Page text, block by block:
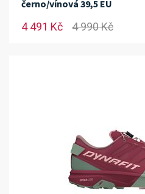
černo/vínová 39,5 EU
4 491 Kč 4 990 Kč